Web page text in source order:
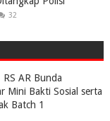
32
AR Bunda
Mini Bakti Sosial serta
Batch 1